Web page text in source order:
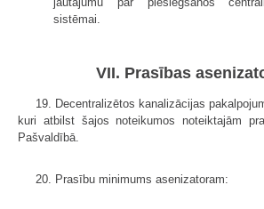
sistēmai.
VII. Prasības
19. Decentralizētos kanalizācijas
kuri atbilst šajos noteikumos noteiktajām
Pašvaldībā.
20. Prasību minimums asenizatoram: